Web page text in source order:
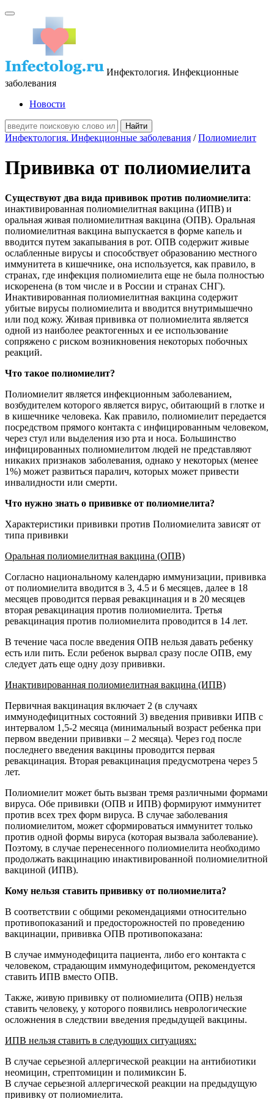
Инфектология. Инфекционные
заболевания
Новости
Инфектология. Инфекционные заболевания /Полиомиелит
Прививка от полиомиелита
Существуют два вида прививок против полиомиелита:
инактивированная полиомиелитная вакцина (ИПВ) и
оральная живая полиомиелитная вакцина (ОПВ). Оральная
полиомиелитная вакцина выпускается в форме капель и
вводится путем закапывания в рот. ОПВ содержит живые
ослабленные вирусы и способствует образованию местного
иммунитета в кишечнике, она используется, как правило, в
странах, где инфекция полиомиелита еще не была полностью
искоренена (в том числе и в России и странах СНГ).
Инактивированная полиомиелитная вакцина содержит
убитые вирусы полиомиелита и вводится внутримышечно
или под кожу. Живая прививка от полиомиелита является
одной из наиболее реактогенных и ее использование
сопряжено с риском возникновения некоторых побочных
реакций.
Что такое полиомиелит?
Полиомиелит является инфекционным заболеванием,
возбудителем которого является вирус, обитающий в глотке и
в кишечнике человека. Как правило, полиомиелит передается
посредством прямого контакта с инфицированным человеком,
через стул или выделения изо рта и носа. Большинство
инфицированных полиомиелитом людей не представляют
никаких признаков заболевания, однако у некоторых (менее
1%) может развиться паралич, которых может привести
инвалидности или смерти.
Что нужно знать о прививке от полиомиелита?
Характеристики прививки против Полиомиелита зависят от
типа прививки
Оральная полиомиелитная вакцина (ОПВ)
Согласно национальному календарю иммунизации, прививка
от полиомиелита вводится в 3, 4.5 и 6 месяцев, далее в 18
месяцев проводится первая ревакцинация и в 20 месяцев
вторая ревакцинация против полиомиелита. Третья
ревакцинация против полиомиелита проводится в 14 лет.
В течение часа после введения ОПВ нельзя давать ребенку
есть или пить. Если ребенок вырвал сразу после ОПВ, ему
следует дать еще одну дозу прививки.
Инактивированная полиомиелитная вакцина (ИПВ)
Первичная вакцинация включает 2 (в случаях
иммунодефицитных состояний 3) введения прививки ИПВ с
интервалом 1,5-2 месяца (минимальный возраст ребенка при
первом введении прививки – 2 месяца). Через год после
последнего введения вакцины проводится первая
ревакцинация. Вторая ревакцинация предусмотрена через 5
лет.
Полиомиелит может быть вызван тремя различными формами
вируса. Обе прививки (ОПВ и ИПВ) формируют иммунитет
против всех трех форм вируса. В случае заболевания
полиомиелитом, может сформироваться иммунитет только
против одной формы вируса (которая вызвала заболевание).
Поэтому, в случае перенесенного полиомиелита необходимо
продолжать вакцинацию инактивированной полиомиелитной
вакциной (ИПВ).
Кому нельзя ставить прививку от полиомиелита?
В соответствии с общими рекомендациями относительно
противопоказаний и предосторожностей по проведению
вакцинации, прививка ОПВ противопоказана:
В случае иммунодефицита пациента, либо его контакта с
человеком, страдающим иммунодефицитом, рекомендуется
ставить ИПВ вместо ОПВ.
Также, живую прививку от полиомиелита (ОПВ) нельзя
ставить человеку, у которого появились неврологические
осложнения в следствии введения предыдущей вакцины.
ИПВ нельзя ставить в следующих ситуациях:
В случае серьезной аллергической реакции на антибиотики
неомицин, стрептомицин и полимиксин Б.
В случае серьезной аллергической реакции на предыдущую
прививку от полиомиелита.